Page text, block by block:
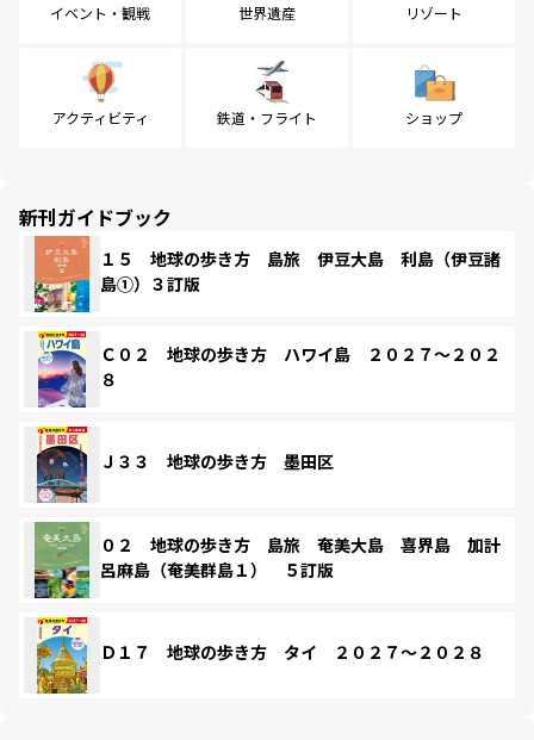
イベント・観戦 世界遺産 リゾート
アクティビティ 鉄道・フライト ショップ
新刊ガイドブック
１５ 地球の歩き方 島旅 伊豆大島 利島（伊豆諸
島①）３訂版
Ｃ０２ 地球の歩き方 ハワイ島 ２０２７～２０２
８
Ｊ３３ 地球の歩き方 墨田区
０２ 地球の歩き方 島旅 奄美大島 喜界島 加計
呂麻島（奄美群島１） ５訂版
Ｄ１７ 地球の歩き方 タイ ２０２７～２０２８